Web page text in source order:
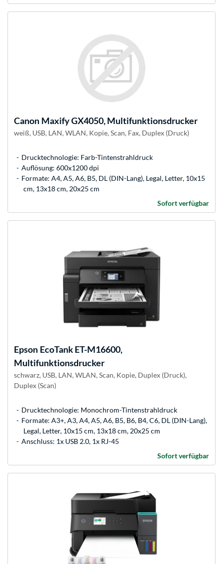
Canon Maxify GX4050, Multifunktionsdrucker
weiß, USB, LAN, WLAN, Kopie, Scan, Fax, Duplex (Druck)
Drucktechnologie: Farb-Tintenstrahldruck
Auflösung: 600x1200 dpi
Formate: A4, A5, A6, B5, DL (DIN-Lang), Legal, Letter, 10x15
cm, 13x18 cm, 20x25 cm
Sofort verfügbar
Epson EcoTank ET-M16600,
Multifunktionsdrucker
schwarz, USB, LAN, WLAN, Scan, Kopie, Duplex (Druck),
Duplex (Scan)
Drucktechnologie: Monochrom-Tintenstrahldruck
Formate: A3+, A3, A4, A5, A6, B5, B6, B4, C6, DL (DIN-Lang),
Legal, Letter, 10x15 cm, 13x18 cm, 20x25 cm
Anschluss: 1x USB 2.0, 1x RJ-45
Sofort verfügbar